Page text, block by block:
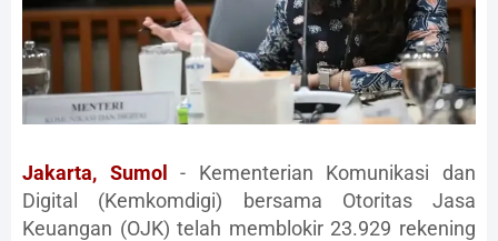
Jakarta, Sumol - Kementerian Komunikasi dan
Digital (Kemkomdigi) bersama Otoritas Jasa
Keuangan (OJK) telah memblokir 23.929 rekening